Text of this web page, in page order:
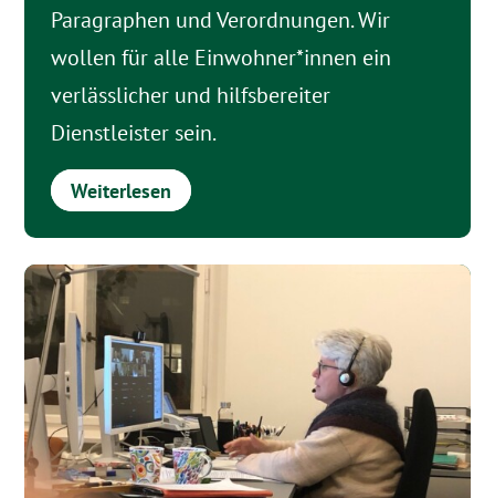
Paragraphen und Verordnungen. Wir
wollen für alle Einwohner*innen ein
verlässlicher und hilfsbereiter
Dienstleister sein.
Weiterlesen